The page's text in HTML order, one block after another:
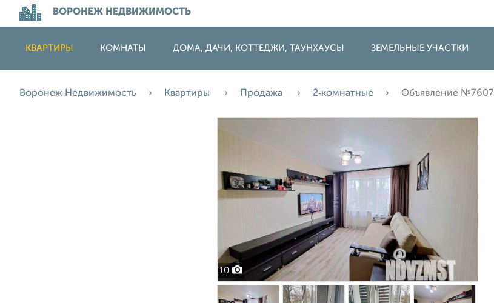
ВОРОНЕЖ НЕДВИЖИМОСТЬ
КВАРТИРЫ КОМНАТЫ ДОМА, ДАЧИ, КОТТЕДЖИ, ТАУНХАУСЫ ЗЕМЕЛЬНЫЕ УЧАСТКИ
Воронеж Недвижимость Квартиры Продажа 2‑комнатные Объявление №7607
10